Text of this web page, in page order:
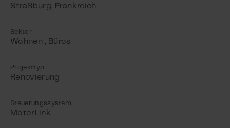
Straßburg, Frankreich
Sektor
Wohnen , Büros
Projekttyp
Renovierung
Steuerungssystem
MotorLink